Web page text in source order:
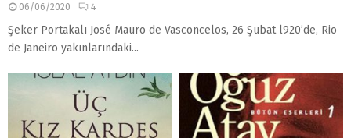
06/06/2020 4
Şeker Portakalı José Mauro de Vasconcelos, 26 Şubat l920’de, Rio
de Janeiro yakınlarındaki...